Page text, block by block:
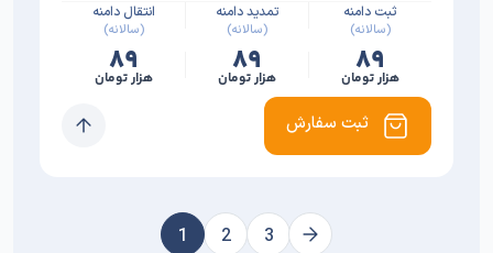
ثبت دامنه
(سالانه)
تمدید دامنه
(سالانه)
انتقال دامنه
(سالانه)
۸۹
هزار تومان ۸۹
هزار تومان ۸۹
هزار تومان
ثبت سفارش
1 2 3